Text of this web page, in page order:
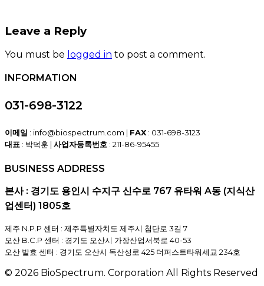
Leave a Reply
You must be logged in to post a comment.
INFORMATION
031-698-3122
이메일 : info@biospectrum.com | FAX: 031-698-3123
대표 : 박덕훈 | 사업자등록번호 : 211-86-95455
BUSINESS ADDRESS
본사 : 경기도 용인시 수지구 신수로 767 유타워 A동 (지식산
업센터) 1805호
제주 N.P.P 센터 : 제주특별자치도 제주시 첨단로 3길 7
오산 B.C.P 센터 : 경기도 오산시 가장산업서북로 40-53
오산 발효 센터 : 경기도 오산시 독산성로 425 더퍼스트타워세교 234호
© 2026 BioSpectrum. Corporation All Rights Reserved